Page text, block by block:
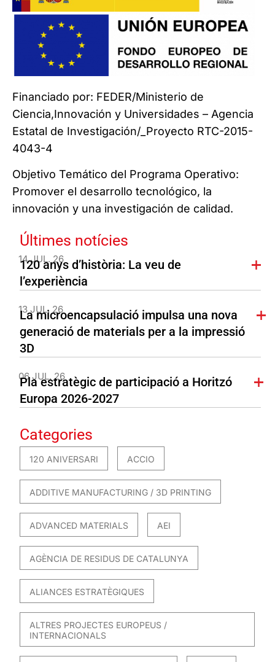
Financiado por: FEDER/Ministerio de
Ciencia,Innovación y Universidades – Agencia
Estatal de Investigación/_Proyecto RTC-2015-
4043-4
Objetivo Temático del Programa Operativo:
Promover el desarrollo tecnológico, la
innovación y una investigación de calidad.
Últimes notícies
14 JUL. 26
120 anys d’història: La veu de
l’experiència
13 JUL. 26
La microencapsulació impulsa una nova
generació de materials per a la impressió
3D
06 JUL. 26
Pla estratègic de participació a Horitzó
Europa 2026-2027
Categories
120 ANIVERSARI ACCIO
ADDITIVE MANUFACTURING / 3D PRINTING
ADVANCED MATERIALS AEI
AGÈNCIA DE RESIDUS DE CATALUNYA
ALIANCES ESTRATÈGIQUES
ALTRES PROJECTES EUROPEUS /
INTERNACIONALS